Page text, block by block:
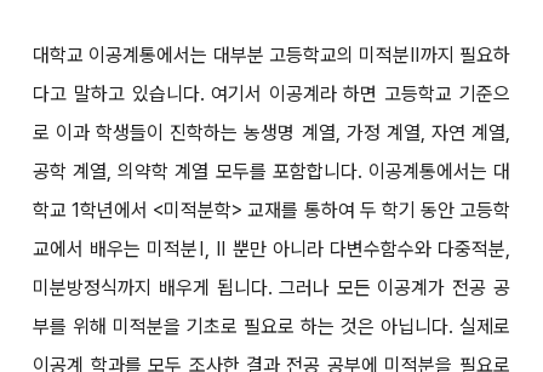
대학교 이공계통에서는 대부분 고등학교의 미적분Ⅱ까지 필요하
다고 말하고 있습니다. 여기서 이공계라 하면 고등학교 기준으
로 이과 학생들이 진학하는 농생명 계열, 가정 계열, 자연 계열,
공학 계열, 의약학 계열 모두를 포함합니다. 이공계통에서는 대
학교 1학년에서 <미적분학> 교재를 통하여 두 학기 동안 고등학
교에서 배우는 미적분Ⅰ, Ⅱ 뿐만 아니라 다변수함수와 다중적분,
미분방정식까지 배우게 됩니다. 그러나 모든 이공계가 전공 공
부를 위해 미적분을 기초로 필요로 하는 것은 아닙니다. 실제로
이공계 학과를 모두 조사한 결과 전공 공부에 미적분을 필요로